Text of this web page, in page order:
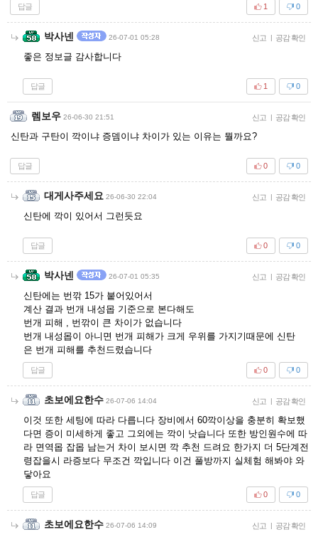
답글 0
1
박사넨 26-07-01 05:28 신고 | 공감 확인
좋은 정보글 감사합니다
답글 0
1
렘보우 26-06-30 21:51 신고 | 공감 확인
신탄과 구탄이 깍이냐 증뎀이냐 차이가 있는 이유는 뭘까요?
답글 0
0
대게사주세요 26-06-30 22:04 신고 | 공감 확인
신탄에 깍이 있어서 그런듯요
답글 0
0
박사넨 26-07-01 05:35 신고 | 공감 확인
신탄에는 번깎 15가 붙어있어서
계산 결과 번개 내성몹 기준으로 본다해도
번개 피해 , 번깎이 큰 차이가 없습니다
번개 내성몹이 아니면 번개 피해가 크게 우위를 가지기때문에 신탄
은 번개 피해를 추천드렸습니다
답글 0
0
초보에요한수 26-07-06 14:04 신고 | 공감 확인
이것 또한 세팅에 따라 다릅니다 장비에서 60깍이상을 충분히 확보했
다면 증이 미세하게 좋고 그외에는 깍이 낫습니다 또한 방인원수에 따
라 면역몹 잡몹 남는거 차이 보시면 깍 추천 드려요 한가지 더 5단계전
령잡을시 라증보다 무조건 깍입니다 이건 풀방까지 실체험 해봐야 와
닿아요
답글 0
0
초보에요한수 26-07-06 14:09 신고 | 공감 확인